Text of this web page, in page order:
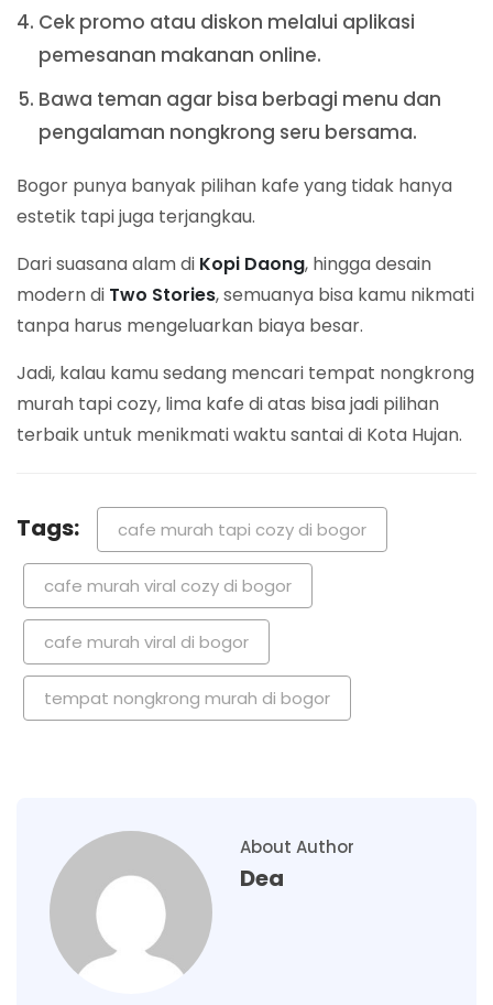
Cek promo atau diskon melalui aplikasi
pemesanan makanan online.
Bawa teman agar bisa berbagi menu dan
pengalaman nongkrong seru bersama.
Bogor punya banyak pilihan kafe yang tidak hanya
estetik tapi juga terjangkau.
Dari suasana alam di Kopi Daong, hingga desain
modern di Two Stories, semuanya bisa kamu nikmati
tanpa harus mengeluarkan biaya besar.
Jadi, kalau kamu sedang mencari tempat nongkrong
murah tapi cozy, lima kafe di atas bisa jadi pilihan
terbaik untuk menikmati waktu santai di Kota Hujan.
Tags: cafe murah tapi cozy di bogor
cafe murah viral cozy di bogor
cafe murah viral di bogor
tempat nongkrong murah di bogor
About Author
Dea